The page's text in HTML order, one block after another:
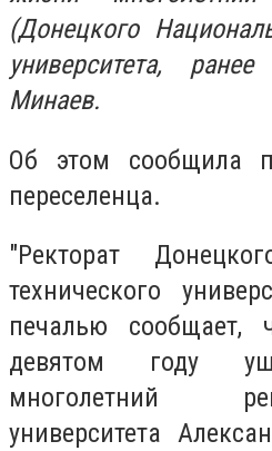
(Донецкого
университета,
Минаев.
Об этом сообщила
переселенца.
"Ректорат
технического
печалью сообщает,
девятом году
многолетний
университета